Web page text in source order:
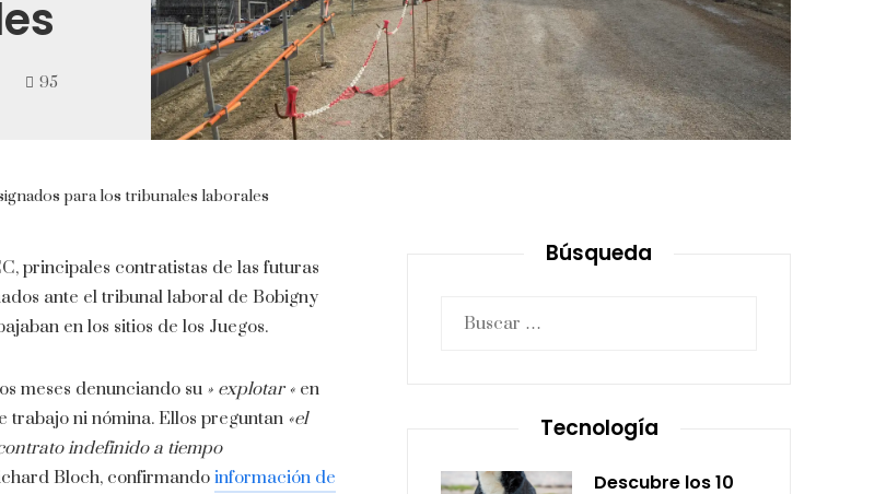
95
para los tribunales laborales
principales contratistas de las futuras
ante el tribunal laboral de Bobigny
en los sitios de los Juegos.
meses denunciando su » explotar « en
trabajo ni nómina. Ellos preguntan «el
indefinido a tiempo
Bloch, confirmando información de
Búsqueda
Tecnología
Descubre los 10